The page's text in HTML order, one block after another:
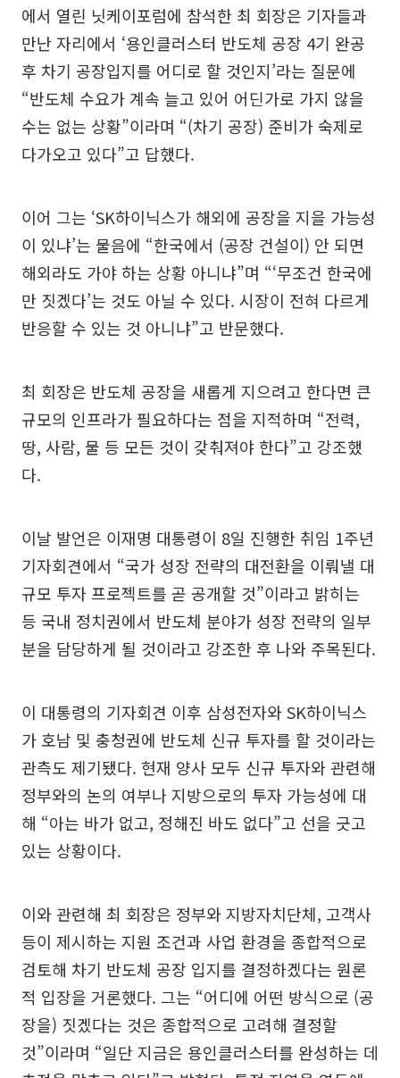
에서 열린 닛케이포럼에 참석한 최 회장은 기자들과
만난 자리에서 ‘용인클러스터 반도체 공장 4기 완공
후 차기 공장입지를 어디로 할 것인지’라는 질문에
“반도체 수요가 계속 늘고 있어 어딘가로 가지 않을
수는 없는 상황”이라며 “(차기 공장) 준비가 숙제로
다가오고 있다”고 답했다.
이어 그는 ‘SK하이닉스가 해외에 공장을 지을 가능성
이 있냐’는 물음에 “한국에서 (공장 건설이) 안 되면
해외라도 가야 하는 상황 아니냐”며 “‘무조건 한국에
만 짓겠다’는 것도 아닐 수 있다. 시장이 전혀 다르게
반응할 수 있는 것 아니냐”고 반문했다.
최 회장은 반도체 공장을 새롭게 지으려고 한다면 큰
규모의 인프라가 필요하다는 점을 지적하며 “전력,
땅, 사람, 물 등 모든 것이 갖춰져야 한다”고 강조했
다.
이날 발언은 이재명 대통령이 8일 진행한 취임 1주년
기자회견에서 “국가 성장 전략의 대전환을 이뤄낼 대
규모 투자 프로젝트를 곧 공개할 것”이라고 밝히는
등 국내 정치권에서 반도체 분야가 성장 전략의 일부
분을 담당하게 될 것이라고 강조한 후 나와 주목된다.
이 대통령의 기자회견 이후 삼성전자와 SK하이닉스
가 호남 및 충청권에 반도체 신규 투자를 할 것이라는
관측도 제기됐다. 현재 양사 모두 신규 투자와 관련해
정부와의 논의 여부나 지방으로의 투자 가능성에 대
해 “아는 바가 없고, 정해진 바도 없다”고 선을 긋고
있는 상황이다.
이와 관련해 최 회장은 정부와 지방자치단체, 고객사
등이 제시하는 지원 조건과 사업 환경을 종합적으로
검토해 차기 반도체 공장 입지를 결정하겠다는 원론
적 입장을 거론했다. 그는 “어디에 어떤 방식으로 (공
장을) 짓겠다는 것은 종합적으로 고려해 결정할
것”이라며 “일단 지금은 용인클러스터를 완성하는 데